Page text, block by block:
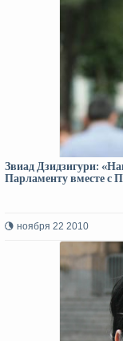
Звиад Дзидзигури:
Парламенту вместе с
ноября 22 2010